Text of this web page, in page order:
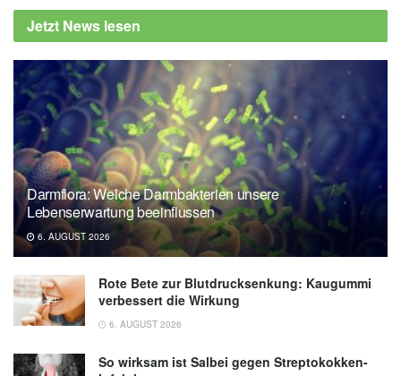
Sweden considers tougher restrictions as
ICU beds near capacity (veröffentlicht
British Medical Journal (BMJ): Sweden
restricts gatherings to eight people as cases
reach record highs (veröffentlicht
19.11.2020),bmj.com
Robert Koch-Institut (RKI): Aktueller
Lage-/Situationsbericht des RKI zu COVID-
19 (Stand: 14.12.2020),rki.de
Jetzt News lesen
Darmflora: Welche Darmbakterien unsere
Lebenserwartung beeinflussen
6. AUGUST 2026
Rote Bete zur Blutdrucksenkung: Kaugummi
verbessert die Wirkung
6. AUGUST 2026
So wirksam ist Salbei gegen Streptokokken-